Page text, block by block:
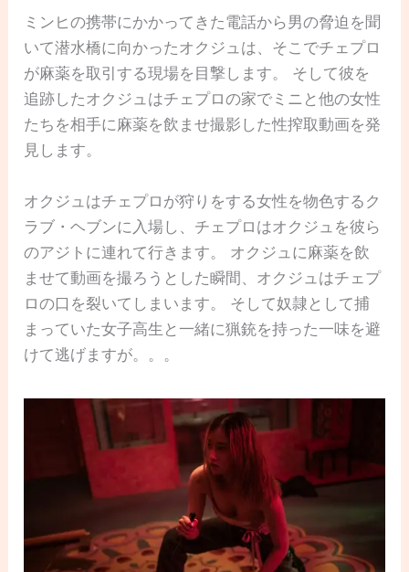
ミンヒの携帯にかかってきた電話から男の脅迫を聞
いて潜水橋に向かったオクジュは、そこでチェプロ
が麻薬を取引する現場を目撃します。 そして彼を
追跡したオクジュはチェプロの家でミニと他の女性
たちを相手に麻薬を飲ませ撮影した性搾取動画を発
見します。
オクジュはチェプロが狩りをする女性を物色するク
ラブ・ヘブンに入場し、チェプロはオクジュを彼ら
のアジトに連れて行きます。 オクジュに麻薬を飲
ませて動画を撮ろうとした瞬間、オクジュはチェプ
ロの口を裂いてしまいます。 そして奴隷として捕
まっていた女子高生と一緒に猟銃を持った一味を避
けて逃げますが。。。